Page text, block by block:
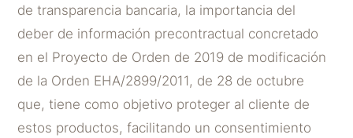
de transparencia bancaria, la importancia del
deber de información precontractual concretado
en el Proyecto de Orden de 2019 de modificación
de la Orden EHA/2899/2011, de 28 de octubre
que, tiene como objetivo proteger al cliente de
estos productos, facilitando un consentimiento